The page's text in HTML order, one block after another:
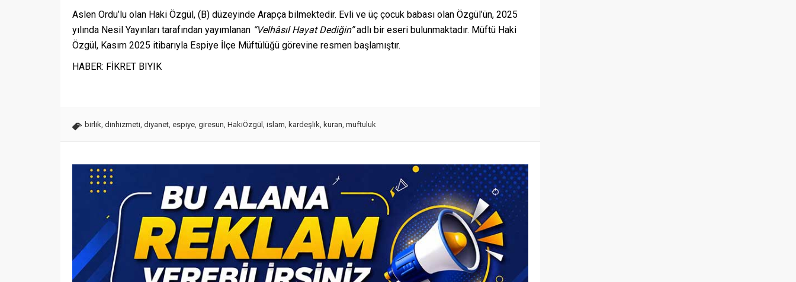
Aslen Ordu’lu olan Haki Özgül, (B) düzeyinde Arapça bilmektedir. Evli ve üç çocuk babası olan Özgül’ün, 2025
yılında Nesil Yayınları tarafından yayımlanan “Velhâsıl Hayat Dediğin”adlı bir eseri bulunmaktadır. Müftü Haki
Özgül, Kasım 2025 itibarıyla Espiye İlçe Müftülüğü görevine resmen başlamıştır.
HABER: FİKRET BIYIK
birlik, dinhizmeti, diyanet, espiye, giresun, HakiÖzgül , islam, kardeşlik, kuran, muftuluk